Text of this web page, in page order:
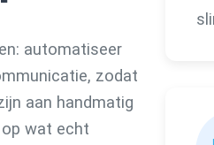
automatiseer
zodat
aan handmatig
wat echt